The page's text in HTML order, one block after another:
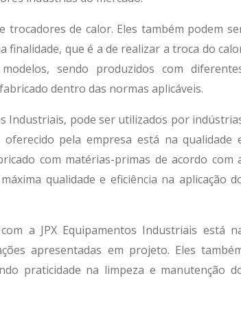
trocadores de calor. Eles também podem
finalidade, que é a de realizar a troca do
sendo produzidos com
dentro das normas aplicáveis.
Industriais, pode ser utilizados por
pela empresa está na qualidade
com matérias-primas de acordo com
qualidade e eficiência na aplicação
a JPX Equipamentos Industriais está
apresentadas em projeto. Eles
praticidade na limpeza e manutenção